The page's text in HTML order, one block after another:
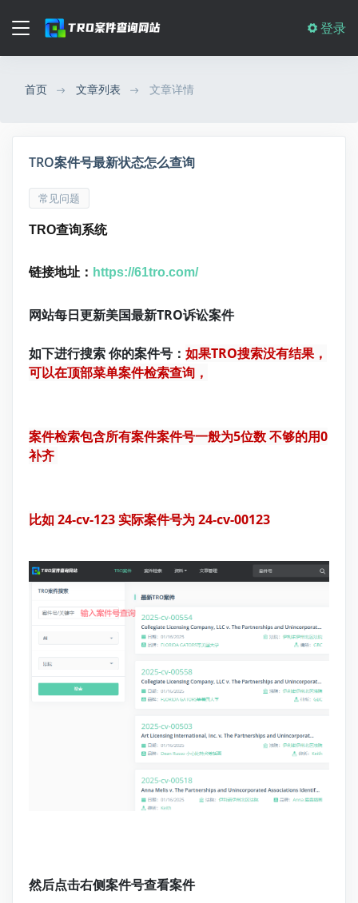
登录
首页 文章列表 文章详情
TRO案件号最新状态怎么查询
常见问题
TRO查询系统
链接地址： https://61tro.com/
网站每日更新美国最新TRO诉讼案件
如下进行搜索 你的案件号： 如果TRO搜索没有结果，
可以在顶部菜单案件检索查询，
案件检索包含所有案件案件号一般为5位数 不够的用0
补齐
比如 24-cv-123 实际案件号为 24-cv-00123
然后点击右侧案件号查看案件